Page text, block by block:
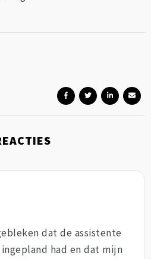
dat de assistente
had en dat mijn